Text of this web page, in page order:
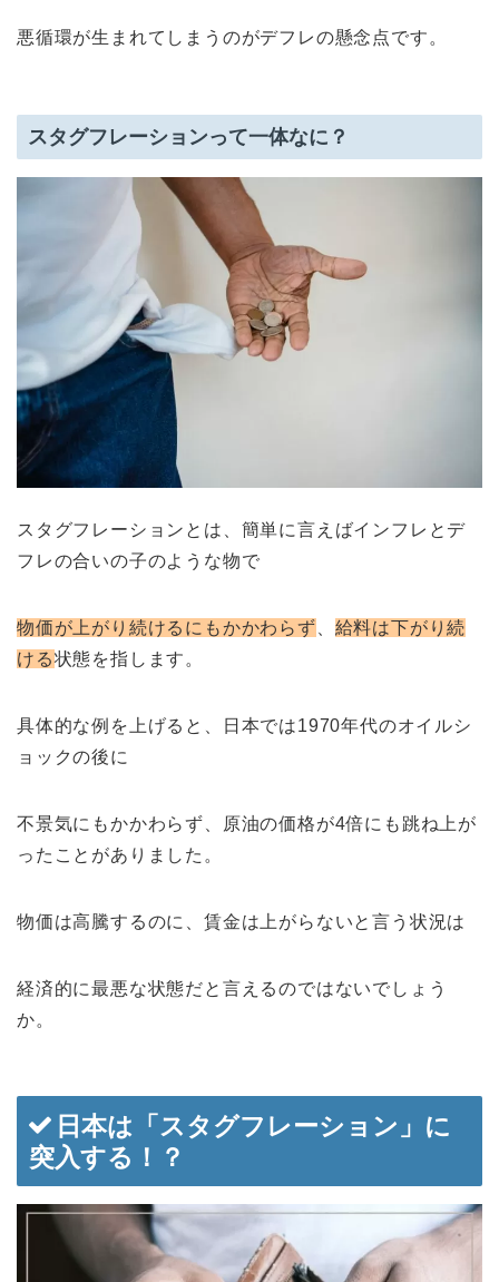
悪循環が生まれてしまうのがデフレの懸念点です。
スタグフレーションって一体なに？
スタグフレーションとは、簡単に言えばインフレとデ
フレの合いの子のような物で
物価が上がり続けるにもかかわらず
給料は下がり続
ける状態を指します。
具体的な例を上げると、日本では1970年代のオイルシ
ョックの後に
不景気にもかかわらず、原油の価格が4倍にも跳ね上が
ったことがありました。
物価は高騰するのに、賃金は上がらないと言う状況は
経済的に最悪な状態だと言えるのではないでしょう
か。
日本は「スタグフレーション」に
突入する！？